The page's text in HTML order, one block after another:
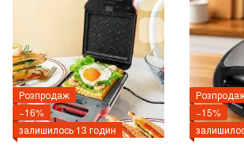
Розпродаж
−16%
залишилось 13 годин
−15%